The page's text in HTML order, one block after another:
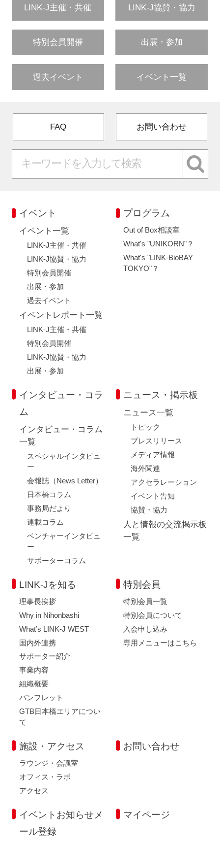
LINK-J主催・共催 LINK-J協賛・協力
特別会員開催 出展・参加
過去イベント イベント一覧
FAQ お問い合わせ
イベント
イベント一覧
LINK-J主催・共催
LINK-J協賛・協力
特別会員開催
出展・参加
過去イベント
イベントレポート一覧
LINK-J主催・共催
特別会員開催
LINK-J協賛・協力
出展・参加
プログラム
Out of Box相談室
What's "UNIKORN"？
What's "LINK-BioBAY
TOKYO"？
インタビュー・コラ
ム
インタビュー・コラム
一覧
スペシャルインタビュ
ー
会報誌（News Letter）
日本橋コラム
事務局だより
連載コラム
ベンチャーインタビュ
ー
サポーターコラム
ニュース・掲示板
ニュース一覧
トピック
プレスリリース
メディア情報
海外関連
アクセラレーション
イベント告知
協賛・協力
人と情報の交流掲示板
一覧
LINK-Jを知る
理事長挨拶
Why in Nihonbashi
What’s LINK-J WEST
国内外連携
サポーター紹介
事業内容
組織概要
パンフレット
GTB日本橋エリアについ
て
特別会員
特別会員一覧
特別会員について
入会申し込み
専用メニューはこちら
施設・アクセス
ラウンジ・会議室
オフィス・ラボ
アクセス
お問い合わせ
イベントお知らせメ
ール登録
マイページ